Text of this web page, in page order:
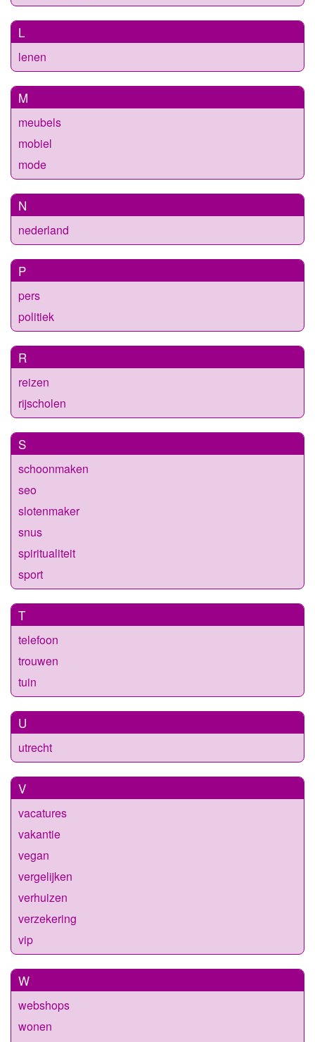
L
lenen
M
meubels
mobiel
mode
N
nederland
P
pers
politiek
R
reizen
rijscholen
S
schoonmaken
seo
slotenmaker
snus
spiritualiteit
sport
T
telefoon
trouwen
tuin
U
utrecht
V
vacatures
vakantie
vegan
vergelijken
verhuizen
verzekering
vip
W
webshops
wonen